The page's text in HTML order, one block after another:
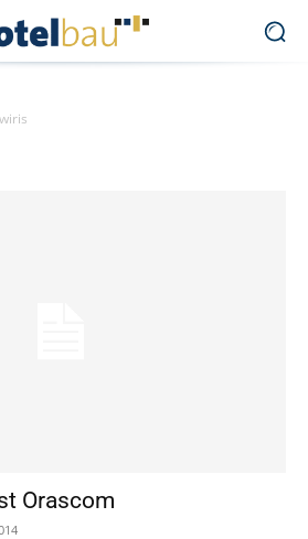
Orascom